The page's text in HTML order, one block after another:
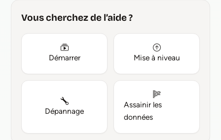
Vous cherchez de l’aide ?
Démarrer Mise à niveau
Dépannage
Assainir les
données